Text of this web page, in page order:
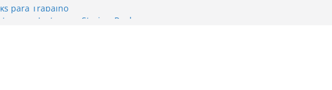
para Trabalho
de Fotos e Vídeos: A Chave para a